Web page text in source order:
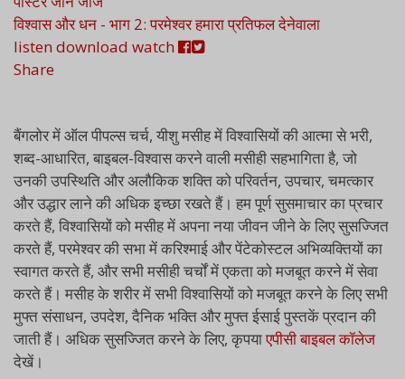
विश्वास और धन - भाग 2: परमेश्वर हमारा प्रतिफल देनेवाला
listen download watch
Share
बैंगलोर में ऑल पीपल्स चर्च, यीशु मसीह में विश्वासियों की आत्मा से भरी,
शब्द-आधारित, बाइबल-विश्वास करने वाली मसीही सहभागिता है, जो
उनकी उपस्थिति और अलौकिक शक्ति को परिवर्तन, उपचार, चमत्कार
और उद्धार लाने की अधिक इच्छा रखते हैं। हम पूर्ण सुसमाचार का प्रचार
करते हैं, विश्वासियों को मसीह में अपना नया जीवन जीने के लिए सुसज्जित
करते हैं, परमेश्वर की सभा में करिश्माई और पेंटेकोस्टल अभिव्यक्तियों का
स्वागत करते हैं, और सभी मसीही चर्चों में एकता को मजबूत करने में सेवा
करते हैं। मसीह के शरीर में सभी विश्वासियों को मजबूत करने के लिए सभी
मुफ्त संसाधन, उपदेश, दैनिक भक्ति और मुफ्त ईसाई पुस्तकें प्रदान की
जाती हैं। अधिक सुसज्जित करने के लिए, कृपयाएपीसी बाइबल कॉलेज
देखें।